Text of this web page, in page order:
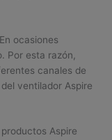
En ocasiones
Por esta razón,
canales de
ventilador Aspire
Aspire